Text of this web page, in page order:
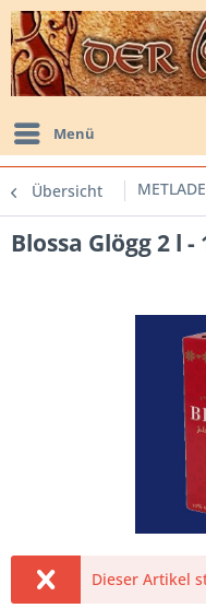
Menü
Übersicht
Blossa Glögg 2 l
Dieser Artikel